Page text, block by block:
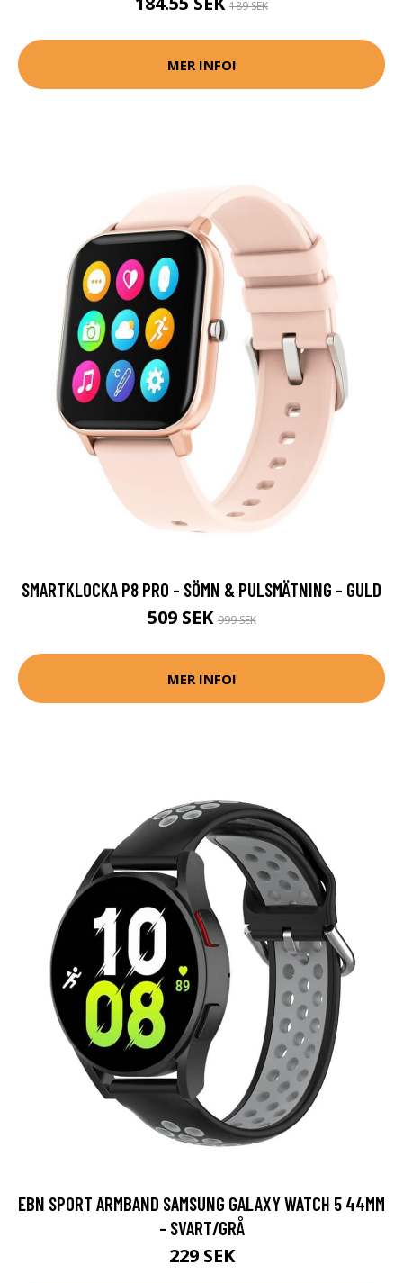
189 SEK
MER INFO!
SMARTKLOCKA P8 PRO - SÖMN & PULSMÄTNING - GULD
509 SEK999 SEK
MER INFO!
EBN SPORT ARMBAND SAMSUNG GALAXY WATCH 5 44MM
- SVART/GRÅ
229 SEK